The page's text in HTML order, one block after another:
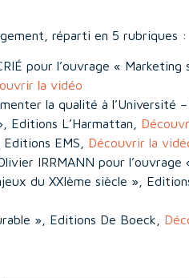
réparti en 5 rubriques :
pour l’ouvrage « Marketing
la vidéo
la qualité à l’Université
Editions L’Harmattan,
EMS, Découvrir la
IRRMANN pour l’ouvrage
du XXIème siècle »,
», Editions De Boeck,